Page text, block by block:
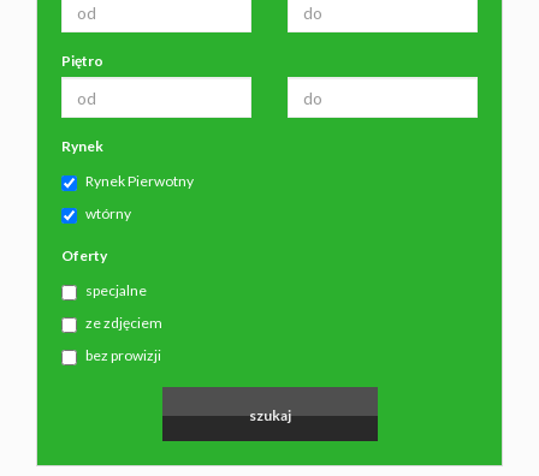
Piętro
Rynek
Rynek Pierwotny
wtórny
Oferty
specjalne
ze zdjęciem
bez prowizji